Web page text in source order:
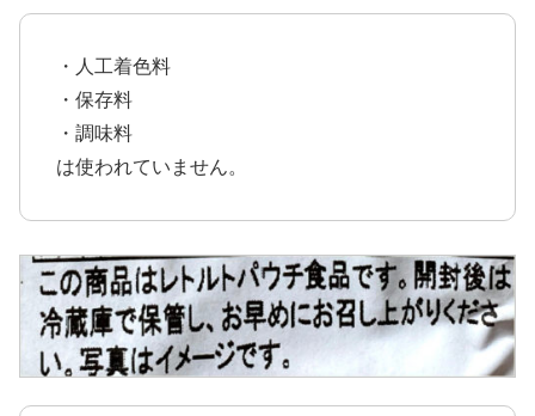
・人工着色料
・保存料
・調味料
は使われていません。